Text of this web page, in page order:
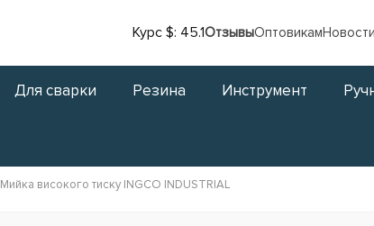
Курс $: 45.1ОтзывыОптовикамНовости
Для сварки Резина Инструмент
Мийка високого тиску INGCO INDUSTRIAL